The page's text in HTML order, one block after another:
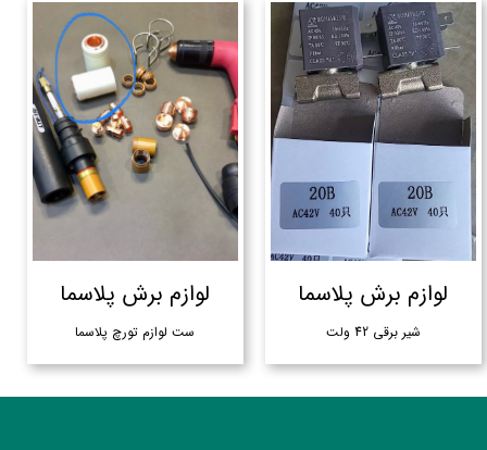
لوازم برش پلاسما
شیر برقی 42 ولت
لوازم برش پلاسما
ست لوازم تورچ پلاسما